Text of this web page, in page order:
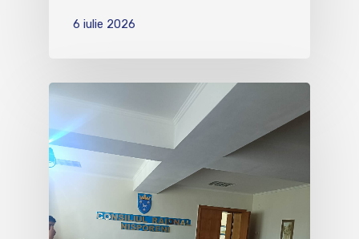
6 iulie 2026